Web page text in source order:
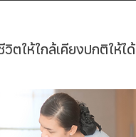
ตให้ใกล้เคียงปกติให้ได้